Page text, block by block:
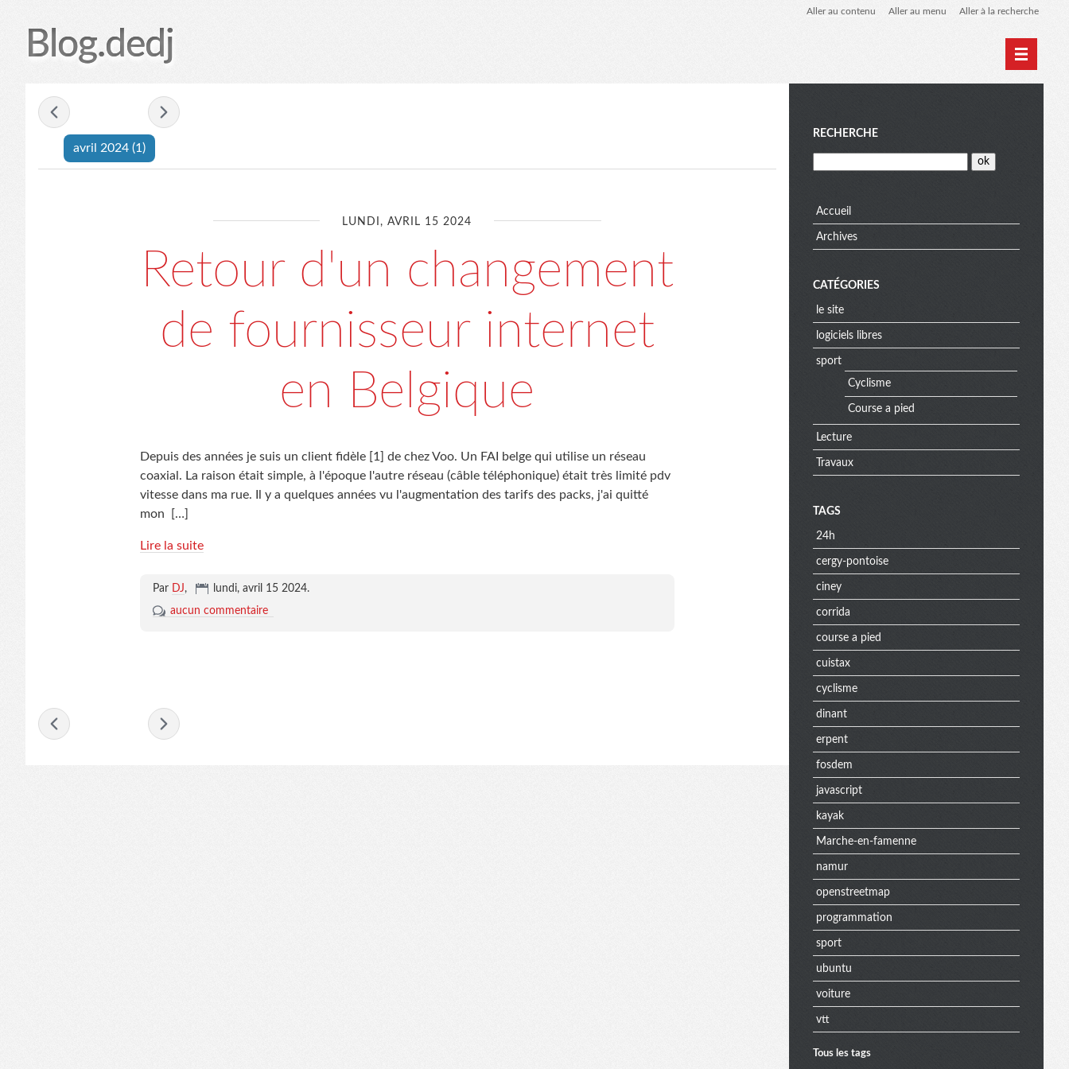
Aller au contenu Aller au menu Aller à la recherche
Blog.dedj
- avril 2024 -
avril 2024 (1)
LUNDI, AVRIL 15 2024
Retour d'un changement
de fournisseur internet
en Belgique
Depuis des années je suis un client fidèle [1] de chez Voo. Un FAI belge qui utilise un réseau
coaxial. La raison était simple, à l'époque l'autre réseau (câble téléphonique) était très limité pdv
vitesse dans ma rue. Il y a quelques années vu l'augmentation des tarifs des packs, j'ai quitté
mon
[…]
Lire la suite
Par DJ, lundi, avril 15 2024.
aucun commentaire
- avril 2024 -
M
e
n
u
RECHERCHE
Accueil
Archives
CATÉGORIES
le site
logiciels libres
sport
Cyclisme
Course a pied
Lecture
Travaux
TAGS
24h
cergy-pontoise
ciney
corrida
course a pied
cuistax
cyclisme
dinant
erpent
fosdem
javascript
kayak
Marche-en-famenne
namur
openstreetmap
programmation
sport
ubuntu
voiture
vtt
Tous les tags